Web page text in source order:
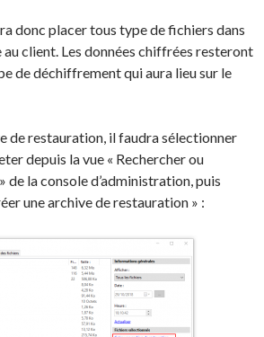
donc placer tous type de fichiers dans
au client. Les données chiffrées resteront
de déchiffrement qui aura lieu sur le
de restauration, il faudra sélectionner
depuis la vue « Rechercher ou
de la console d’administration, puis
une archive de restauration » :